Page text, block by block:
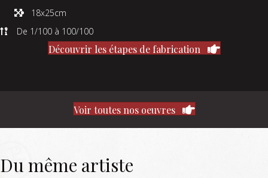
18x25cm
De 1/100 à 100/100
Découvrir les étapes de fabrication
Voir toutes nos oeuvres
Du même artiste